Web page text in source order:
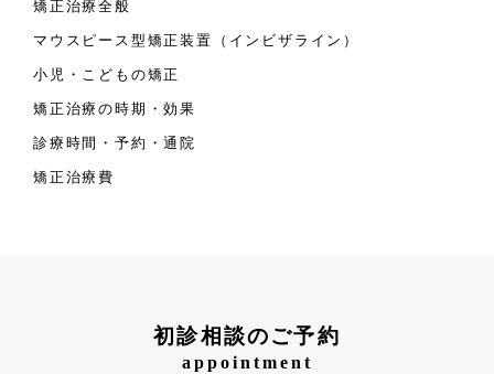
矯正治療全般
マウスピース型矯正装置（インビザライン）
小児・こどもの矯正
矯正治療の時期・効果
診療時間・予約・通院
矯正治療費
初診相談のご予約
appointment